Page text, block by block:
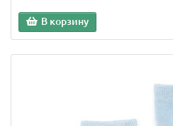
В корзину